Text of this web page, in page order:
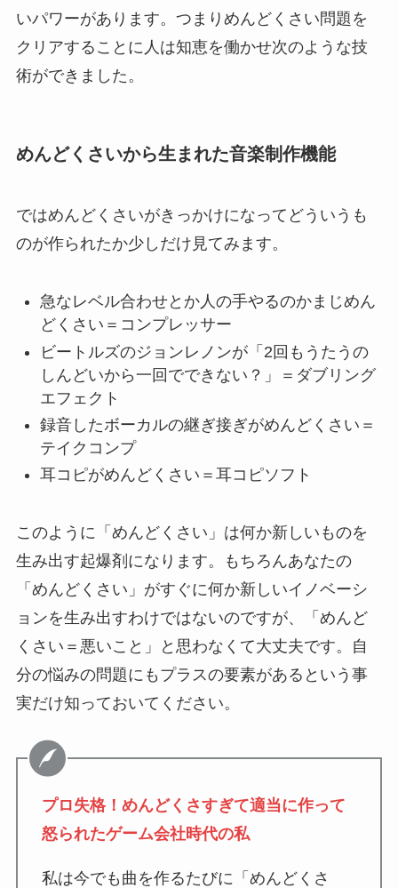
いパワーがあります。つまりめんどくさい問題を
クリアすることに人は知恵を働かせ次のような技
術ができました。
めんどくさいから生まれた音楽制作機能
ではめんどくさいがきっかけになってどういうも
のが作られたか少しだけ見てみます。
急なレベル合わせとか人の手やるのかまじめん
どくさい＝コンプレッサー
ビートルズのジョンレノンが「2回もうたうの
しんどいから一回でできない？」＝ダブリング
エフェクト
録音したボーカルの継ぎ接ぎがめんどくさい＝
テイクコンプ
耳コピがめんどくさい＝耳コピソフト
このように「めんどくさい」は何か新しいものを
生み出す起爆剤になります。もちろんあなたの
「めんどくさい」がすぐに何か新しいイノベーシ
ョンを生み出すわけではないのですが、「めんど
くさい＝悪いこと」と思わなくて大丈夫です。自
分の悩みの問題にもプラスの要素があるという事
実だけ知っておいてください。
プロ失格！めんどくさすぎて適当に作って
怒られたゲーム会社時代の私
私は今でも曲を作るたびに「めんどくさ